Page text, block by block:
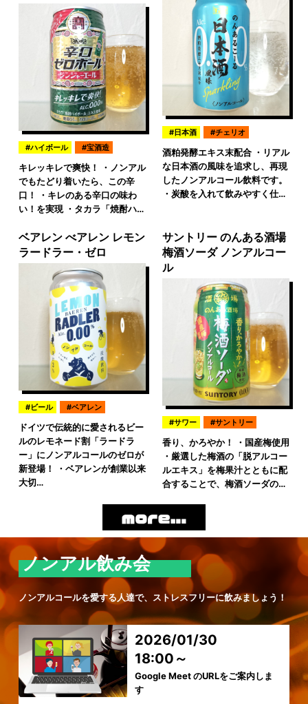
ハイボール 宝酒造
キレッキレで爽快！ ・ノンアル
でもたどり着いたら、この辛
口！ ・キレのある辛口の味わ
い！を実現 ・タカラ「焼酎ハ…
日本酒 チェリオ
酒粕発酵エキス末配合 ・リアル
な日本酒の風味を追求し、再現
したノンアルコール飲料です。
・炭酸を入れて飲みやすく仕…
ベアレン べアレン レモン
ラードラー・ゼロ
ビール ベアレン
ドイツで伝統的に愛されるビー
ルのレモネード割「ラードラ
ー」にノンアルコールのゼロが
新登場！ ・ベアレンが創業以来
大切…
サントリー のんある酒場
梅酒ソーダ ノンアルコー
ル
サワー サントリー
香り、かろやか！ ・国産梅使用
・厳選した梅酒の「脱アルコー
ルエキス」を梅果汁とともに配
合することで、梅酒ソーダの…
ノンアル飲み会
ノンアルコールを愛する人達で、ストレスフリーに飲みましょう！
2026/01/30
18:00～
Google Meet のURLをご案内しま
す